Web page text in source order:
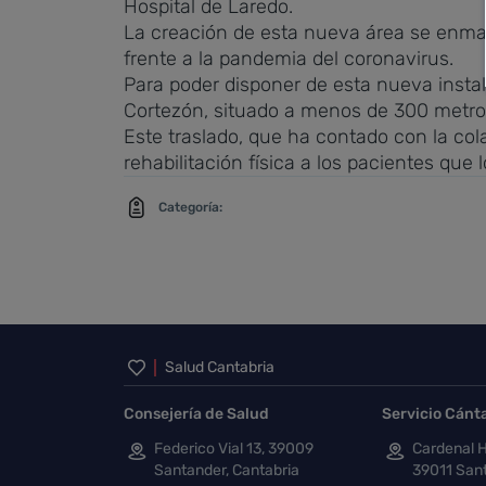
Hospital de Laredo.
La creación de esta nueva área se
frente a la pandemia del coronavirus.
Para poder disponer de esta nueva
Cortezón, situado a menos de 300
Este traslado, que ha contado con la
rehabilitación física a los pacientes que
Categoría:
Inicio del pie de página
Salud Cantabria
Consejería de Salud
Federico Vial 13, 39009
Santander, Cantabria
Servicio
Cardenal
39011